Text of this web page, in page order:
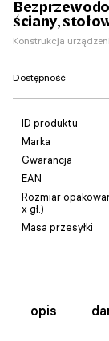
ściany,
Konstrukcja
Dostępność
ID produktu
Marka
Gwarancja
EAN
Rozmiar
x gł.)
Masa przesyłki
opis